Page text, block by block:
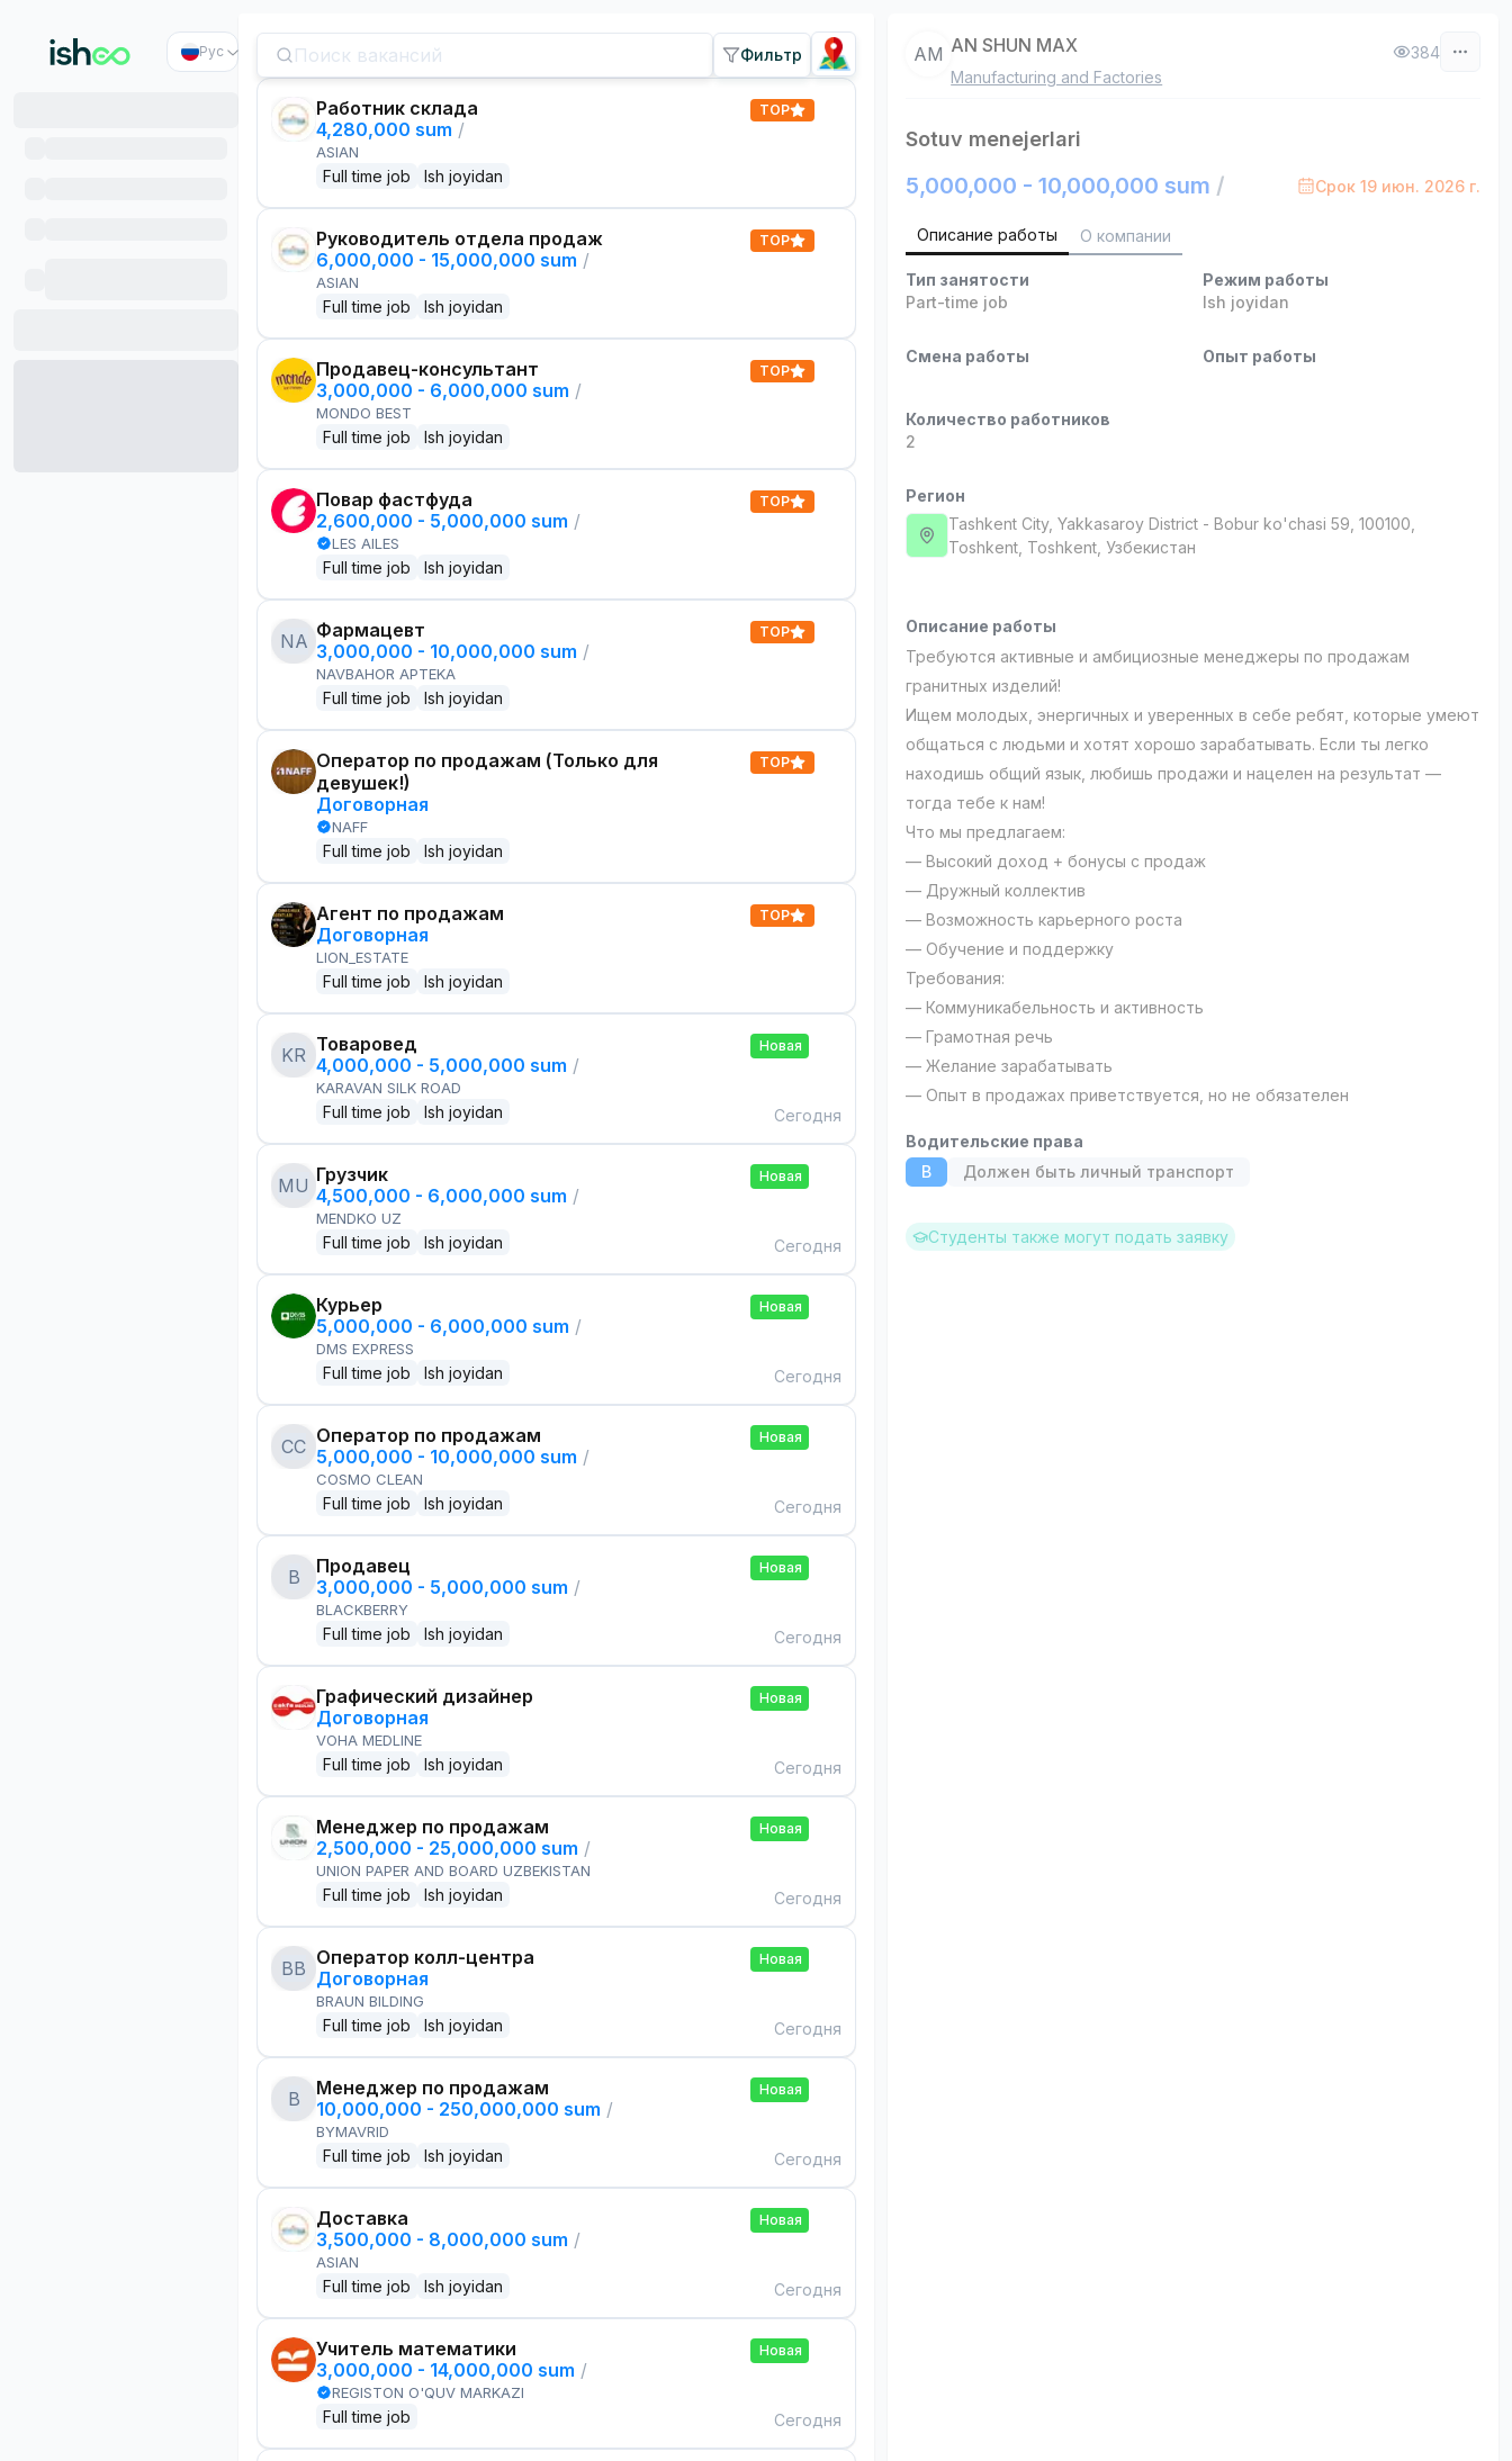
Рус Фильтр
Работник склада
4,280,000 sum /
ASIAN
Full time job Ish joyidan
TOP
Руководитель отдела продаж
6,000,000 - 15,000,000 sum /
ASIAN
Full time job Ish joyidan
TOP
Продавец-консультант
3,000,000 - 6,000,000 sum /
MONDO BEST
Full time job Ish joyidan
TOP
Повар фастфуда
2,600,000 - 5,000,000 sum /
LES AILES
Full time job Ish joyidan
TOP
NA Фармацевт
3,000,000 - 10,000,000 sum /
NAVBAHOR APTEKA
Full time job Ish joyidan
TOP
Оператор по продажам (Только для
девушек!)
Договорная
NAFF
Full time job Ish joyidan
TOP
Агент по продажам
Договорная
LION_ESTATE
Full time job Ish joyidan
TOP
KR Товаровед
4,000,000 - 5,000,000 sum /
KARAVAN SILK ROAD
Full time job Ish joyidan
Новая
Сегодня
MU Грузчик
4,500,000 - 6,000,000 sum /
MENDKO UZ
Full time job Ish joyidan
Новая
Сегодня
Курьер
5,000,000 - 6,000,000 sum /
DMS EXPRESS
Full time job Ish joyidan
Новая
Сегодня
CC Оператор по продажам
5,000,000 - 10,000,000 sum /
COSMO CLEAN
Full time job Ish joyidan
Новая
Сегодня
B
Продавец
3,000,000 - 5,000,000 sum /
BLACKBERRY
Full time job Ish joyidan
Новая
Сегодня
Графический дизайнер
Договорная
VOHA MEDLINE
Full time job Ish joyidan
Новая
Сегодня
Менеджер по продажам
2,500,000 - 25,000,000 sum /
UNION PAPER AND BOARD UZBEKISTAN
Full time job Ish joyidan
Новая
Сегодня
BB Оператор колл-центра
Договорная
BRAUN BILDING
Full time job Ish joyidan
Новая
Сегодня
B
Менеджер по продажам
10,000,000 - 250,000,000 sum /
BYMAVRID
Full time job Ish joyidan
Новая
Сегодня
Доставка
3,500,000 - 8,000,000 sum /
ASIAN
Full time job Ish joyidan
Новая
Сегодня
Учитель математики
3,000,000 - 14,000,000 sum /
REGISTON O'QUV MARKAZI
Full time job
Новая
Сегодня
AM AN SHUN MAX
Manufacturing and Factories
384
Sotuv menejerlari
5,000,000 - 10,000,000 sum / Срок 19 июн. 2026 г.
Описание работы О компании
Тип занятости
Part-time job
Режим работы
Ish joyidan
Смена работы Опыт работы
Количество работников
2
Регион
Tashkent City, Yakkasaroy District - Bobur ko'chasi 59, 100100,
Тоshkent, Toshkent, Узбекистан
Описание работы
Требуются активные и амбициозные менеджеры по продажам
гранитных изделий!
Ищем молодых, энергичных и уверенных в себе ребят, которые умеют
общаться с людьми и хотят хорошо зарабатывать. Если ты легко
находишь общий язык, любишь продажи и нацелен на результат —
тогда тебе к нам!
Что мы предлагаем:
— Высокий доход + бонусы с продаж
— Дружный коллектив
— Возможность карьерного роста
— Обучение и поддержку
Требования:
— Коммуникабельность и активность
— Грамотная речь
— Желание зарабатывать
— Опыт в продажах приветствуется, но не обязателен
Водительские права
B
Должен быть личный транспорт
Студенты также могут подать заявку